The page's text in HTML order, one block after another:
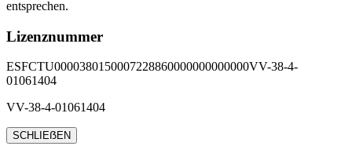
entsprechen.
Lizenznummer
ESFCTU0000380150007228860000000000000VV-38-4-
01061404
VV-38-4-01061404
SCHLIEẞEN